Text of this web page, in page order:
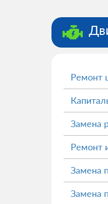
Ремонт
Замена
Ремонт
Замена
Замена